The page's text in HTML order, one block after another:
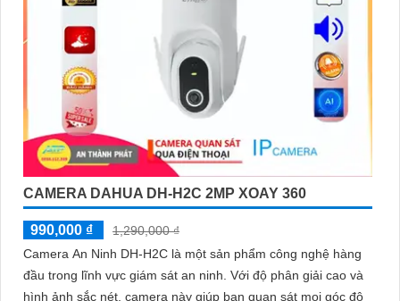
CAMERA DAHUA DH-H2C 2MP XOAY 360
990,000 ₫
1,290,000 ₫
Camera An Ninh DH-H2C là một sản phẩm công nghệ hàng
đầu trong lĩnh vực giám sát an ninh. Với độ phân giải cao và
hình ảnh sắc nét, camera này giúp bạn quan sát mọi góc độ